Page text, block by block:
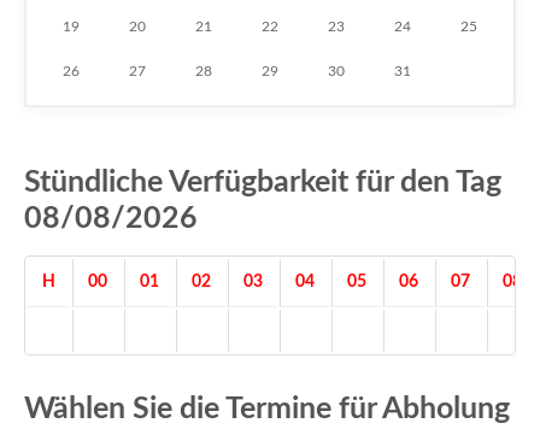
19 20 21 22 23 24 25
26 27 28 29 30 31
Stündliche Verfügbarkeit für den Tag
08/08/2026
H 00 01 02 03 04 05 06 07 08
Wählen Sie die Termine für Abholung